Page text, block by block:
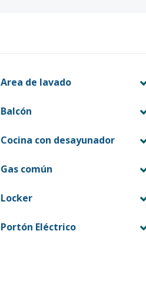
Area de lavado
Balcón
Cocina con desayunador
Gas común
Locker
Portón Eléctrico